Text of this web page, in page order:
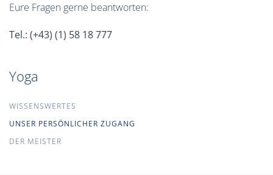
Eure Fragen gerne beantworten:
Tel.: (+43) (1) 58 18 777
Yoga
WISSENSWERTES
UNSER PERSÖNLICHER ZUGANG
DER MEISTER